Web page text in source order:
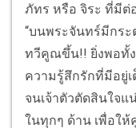
ภัทร หรือ จิระ ที่มีต่
“บนพระจันทร์มีกระ
ทวีคูณขึ้น!! ยิ่งพอทั้ง
ความรู้สึกรักที่มีอยู่
จนเจ้าตัวตัดสินใจ
ในทุกๆ ด้าน เพื่อใ